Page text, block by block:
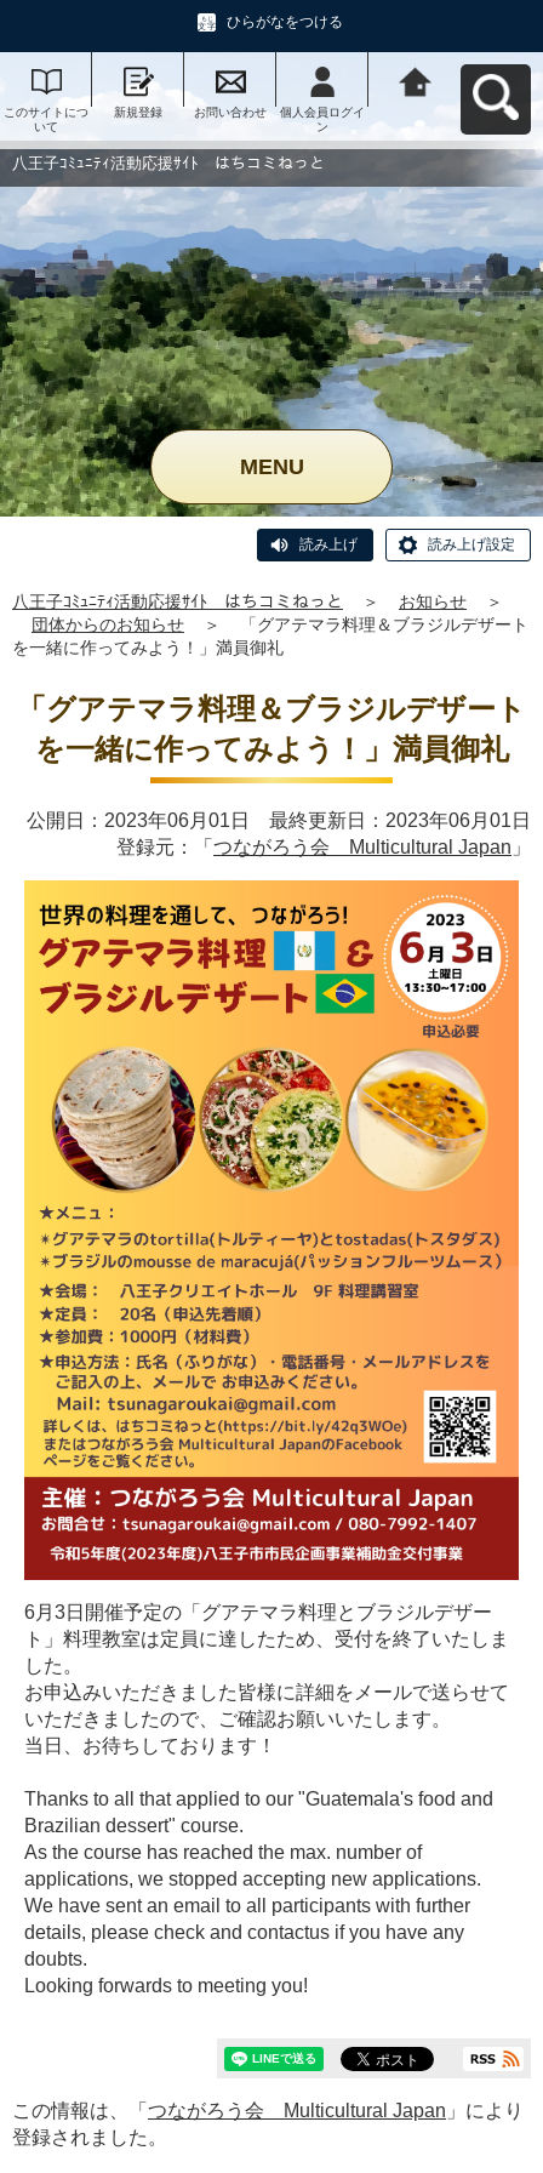
ひらがなをつける
このサイトにつ
いて
新規登録 お問い合わせ
個人会員ログイ
ン
動応援ｻｲﾄ はち
コミねっとへ戻
八王子ｺﾐｭﾆﾃｨ活動応援ｻｲﾄ はちコミねっと
MENU
読み上げ 読み上げ設定
八王子ｺﾐｭﾆﾃｨ活動応援ｻｲﾄ はちコミねっと ＞ お知らせ
＞
団体からのお知らせ
＞
「グアテマラ料理＆ブラジルデザート
を一緒に作ってみよう！」満員御礼
「グアテマラ料理＆ブラジルデザート
を一緒に作ってみよう！」満員御礼
公開日：2023年06月01日 最終更新日：2023年06月01日
登録元：「 つながろう会 Multicultural Japan 」
6月3日開催予定の「グアテマラ料理とブラジルデザー
ト」料理教室は定員に達したため、受付を終了いたしま
した。
お申込みいただきました皆様に詳細をメールで送らせて
いただきましたので、ご確認お願いいたします。
当日、お待ちしております！
Thanks to all that applied to our "Guatemala's food and
Brazilian dessert" course.
As the course has reached the max. number of
applications, we stopped accepting new applications.
We have sent an email to all participants with further
details, please check and contactus if you have any
doubts.
Looking forwards to meeting you!
この情報は、「 つながろう会 Multicultural Japan 」により
登録されました。